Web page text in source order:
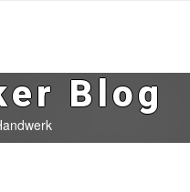
Blog